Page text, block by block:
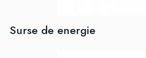
Surse de energie